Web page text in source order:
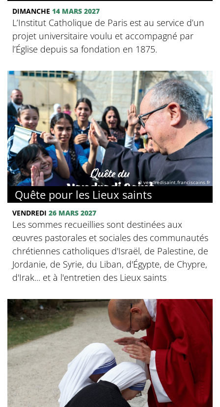
DIMANCHE 14 MARS 2027
L’Institut Catholique de Paris est au service d’un
projet universitaire voulu et accompagné par
l’Église depuis sa fondation en 1875.
© vendredisaint.franciscains.fr
Quête pour les Lieux saints
VENDREDI 26 MARS 2027
Les sommes recueillies sont destinées aux
œuvres pastorales et sociales des communautés
chrétiennes catholiques d'Israël, de Palestine, de
Jordanie, de Syrie, du Liban, d'Égypte, de Chypre,
d'Irak... et à l'entretien des Lieux saints